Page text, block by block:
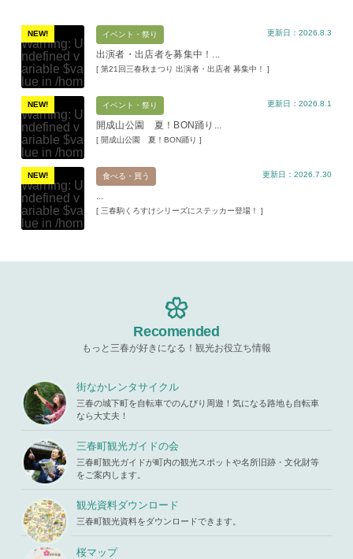
NEW!
Warning: U
ndefined v
ariable $va
lue in /hom
e/xs11945
9/miharuko
ma.com/pu
blic_html/w
p-content/t
hemes/mih
aru/templat
e-parts/pic
up.phpon l
ine19
Warning: A
parts/picu
p.phpon li
ne19
イベント・祭り
出演者・出店者を募集中！...
[ 第21回三春秋まつり 出演者・出店者 募集中！ ]
更新日：2026.8.3
NEW!
Warning: U
ndefined v
ariable $va
lue in /hom
e/xs11945
9/miharuko
ma.com/pu
blic_html/w
p-content/t
hemes/mih
up.phpon l
iharukoma.
com/public
_html/wp-c
ontent/the
mes/mihar
u/template-
parts/picu
p.phpon li
ne19
イベント・祭り
開成山公園 夏！BON踊り...
[ 開成山公園 夏！BON踊り ]
更新日：2026.8.1
NEW!
Warning: U
ndefined v
ariable $va
lue in /hom
ma.com/pu
ttempt to re
ad property
"ID" on null
in/home/x
iharukoma.
com/public
_html/wp-c
ontent/the
mes/mihar
u/template-
parts/picu
p.phpon li
ne 19
食べる・買う
[ 三春駒くろすけシリーズにステッカー登場！ ]
更新日：2026.7.30
Recomended
もっと三春が好きになる！観光お役立ち情報
街なかレンタサイクル
三春の城下町を自転車でのんびり周遊！気になる路地も自転車
なら大丈夫！
三春町観光ガイドの会
三春町観光ガイドが町内の観光スポットや名所旧跡・文化財等
をご案内します。
観光資料ダウンロード
三春町観光資料をダウンロードできます。
桜マップ